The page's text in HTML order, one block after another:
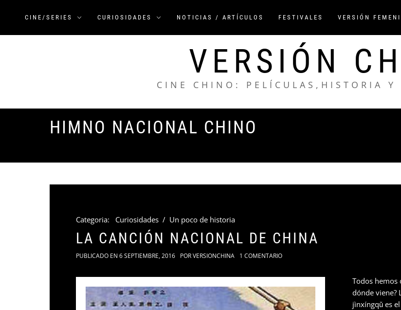
CINE/SERIES CURIOSIDADES NOTICIAS / ARTÍCULOS FESTIVALES VERSIÓN
VERSIÓN
CINE CHINO: PELÍCULAS,HISTORIA Y
HIMNO NACIONAL CHINO
Categoria: Curiosidades / Un poco de historia
LA CANCIÓN NACIONAL DE CHINA
PUBLICADO EN 6 SEPTIEMBRE, 2016 PORVERSIONCHINA 1 COMENTARIO
Todos hemos
dónde viene?
jìnxíngqǔ es